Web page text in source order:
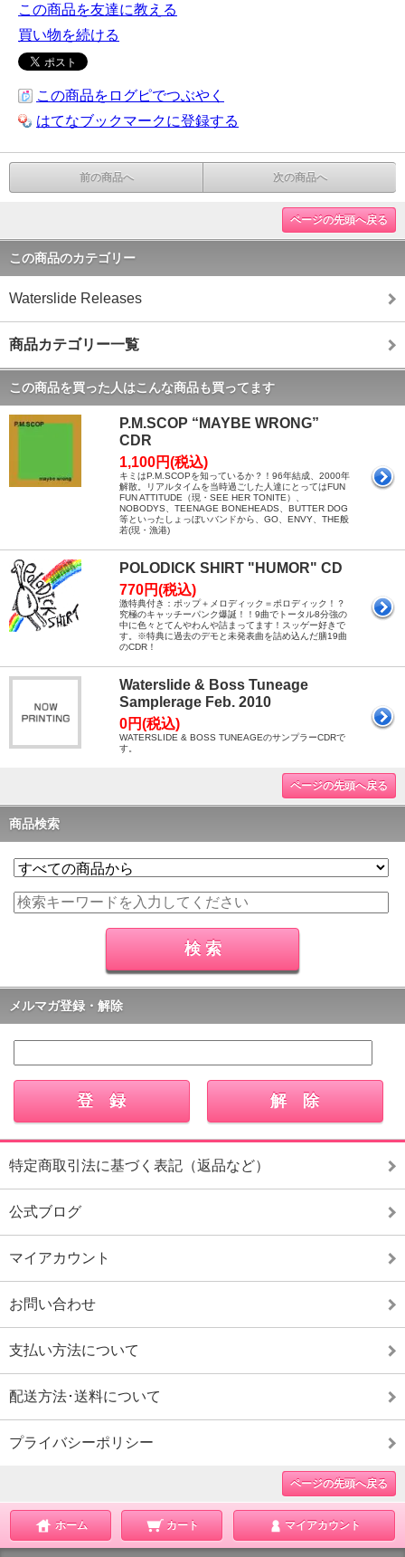
この商品を友達に教える
買い物を続ける
この商品をログピでつぶやく
はてなブックマークに登録する
前の商品へ 次の商品へ
ページの先頭へ戻る
この商品のカテゴリー
Waterslide Releases
商品カテゴリー一覧
この商品を買った人はこんな商品も買ってます
P.M.SCOP “MAYBE WRONG”
CDR
1,100円(税込)
キミはP.M.SCOPを知っているか？！96年結成、2000年
解散。リアルタイムを当時過ごした人達にとってはFUN
FUN ATTITUDE（現・SEE HER TONITE）、
NOBODYS、TEENAGE BONEHEADS、BUTTER DOG
等といったしょっぼいバンドから、GO、ENVY、THE般
若(現・漁港)
POLODICK SHIRT "HUMOR" CD
770円(税込)
激特典付き：ポップ＋メロディック＝ポロディック！？
究極のキャッチーパンク爆誕！！9曲でトータル8分強の
中に色々とてんやわんや詰まってます！スッゲー好きで
す。※特典に過去のデモと未発表曲を詰め込んだ膳19曲
のCDR！
Waterslide & Boss Tuneage
Samplerage Feb. 2010
0円(税込)
WATERSLIDE & BOSS TUNEAGEのサンプラーCDRで
す。
ページの先頭へ戻る
商品検索
メルマガ登録・解除
特定商取引法に基づく表記（返品など）
公式ブログ
マイアカウント
お問い合わせ
支払い方法について
配送方法･送料について
プライバシーポリシー
ページの先頭へ戻る
ホーム カート マイアカウント